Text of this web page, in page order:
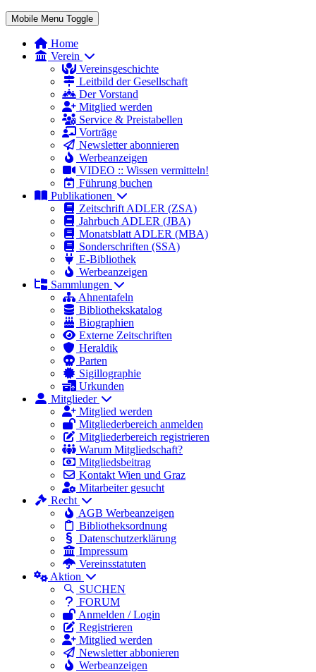
Mobile Menu Toggle
Home
Verein
Vereinsgeschichte
Leitbild der Gesellschaft
Der Vorstand
Mitglied werden
Service & Preistabellen
Vorträge
Newsletter abonnieren
Werbeanzeigen
VIDEO :: Wissen vermitteln!
Führung buchen
Publikationen
Zeitschrift ADLER (ZSA)
Jahrbuch ADLER (JBA)
Monatsblatt ADLER (MBA)
Sonderschriften (SSA)
E-Bibliothek
Werbeanzeigen
Sammlungen
Ahnentafeln
Bibliothekskatalog
Biographien
Externe Zeitschriften
Heraldik
Parten
Sigillographie
Urkunden
Mitglieder
Mitglied werden
Mitgliederbereich anmelden
Mitgliederbereich registrieren
Warum Mitgliedschaft?
Mitgliedsbeitrag
Kontakt Wien und Graz
Mitarbeiter gesucht
Recht
AGB Werbeanzeigen
Bibliotheksordnung
Datenschutzerklärung
Impressum
Vereinsstatuten
Aktion
SUCHEN
FORUM
Anmelden / Login
Registrieren
Mitglied werden
Newsletter abbonieren
Werbeanzeigen